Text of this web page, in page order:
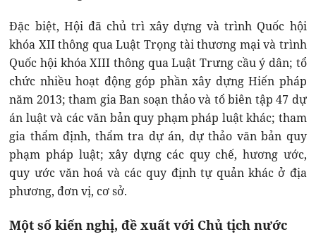
Đặc biệt, Hội đã chủ trì xây dựng và trình Quốc hội
khóa XII thông qua Luật Trọng tài thương mại và trình
Quốc hội khóa XIII thông qua Luật Trưng cầu ý dân; tổ
chức nhiều hoạt động góp phần xây dựng Hiến pháp
năm 2013; tham gia Ban soạn thảo và tổ biên tập 47 dự
án luật và các văn bản quy phạm pháp luật khác; tham
gia thẩm định, thẩm tra dự án, dự thảo văn bản quy
phạm pháp luật; xây dựng các quy chế, hương ước,
quy ước văn hoá và các quy định tự quản khác ở địa
phương, đơn vị, cơ sở.
Một số kiến nghị, đề xuất với Chủ tịch nước